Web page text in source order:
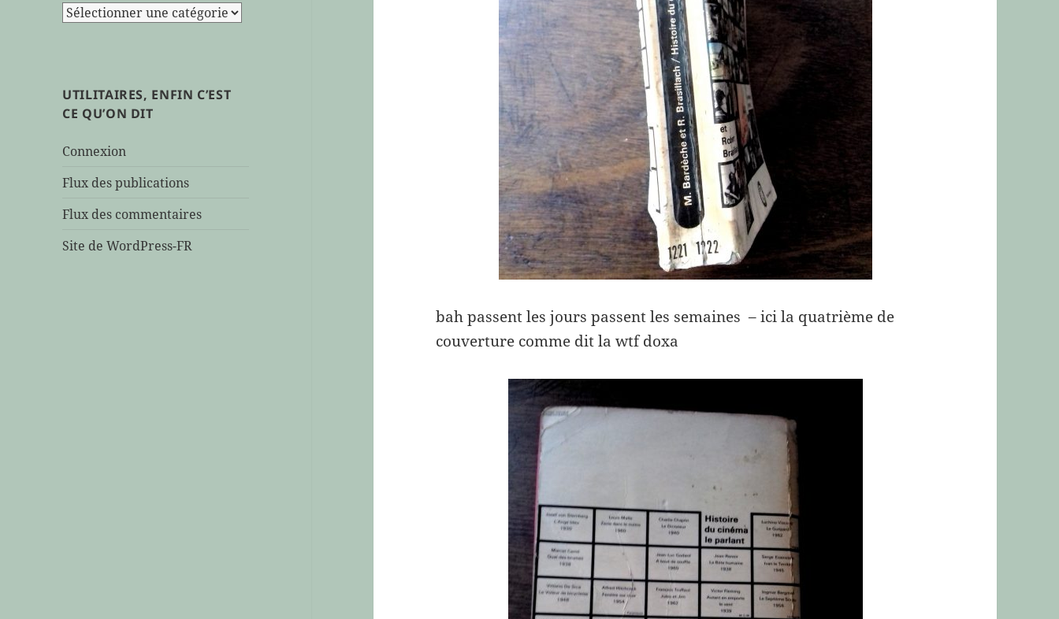
les
maison[s]témoin,
bah,
en
ça
fait
UTILITAIRES, ENFIN C’EST
CE QU’ON DIT
Connexion
Flux des publications
Flux des commentaires
Site de WordPress-FR
bah passent les jours passent les semaines – ici la quatrième de
couverture comme dit la wtf doxa